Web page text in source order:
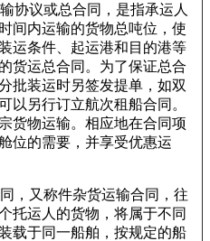
协议或总合同，是指承运人
间内运输的货物总吨位，使
运条件、起运港和目的港等
货运总合同。为了保证总合
批装运时另签发提单，如双
以另行订立航次租船合同。
货物运输。相应地在合同项
位的需要，并享受优惠运
，又称件杂货运输合同，往
托运人的货物，将属于不同
载于同一船舶，按规定的船